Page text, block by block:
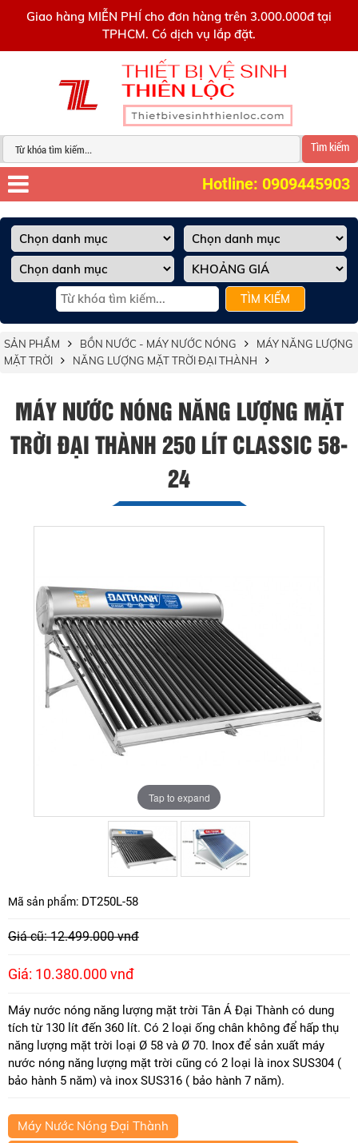
Giao hàng MIỄN PHÍ cho đơn hàng trên 3.000.000đ tại
TPHCM. Có dịch vụ lắp đặt.
Tìm kiếm
Hotline: 0909445903
TÌM KIẾM
SẢN PHẨM BỒN NƯỚC - MÁY NƯỚC NÓNG
MÁY NĂNG LƯỢNG
MẶT TRỜI
NĂNG LƯỢNG MẶT TRỜI ĐẠI THÀNH
MÁY NƯỚC NÓNG NĂNG LƯỢNG MẶT
TRỜI ĐẠI THÀNH 250 LÍT CLASSIC 58-
24
Tap to expand
Tap to expand
Mã sản phẩm: DT250L-58
Giá cũ: 12.499.000 vnđ
Giá: 10.380.000 vnđ
Máy nước nóng năng lượng mặt trời Tân Á Đại Thành có dung
tích từ 130 lít đến 360 lít. Có 2 loại ống chân không để hấp thụ
năng lượng mặt trời loại Ø 58 và Ø 70. Inox để sản xuất máy
nước nóng năng lượng mặt trời cũng có 2 loại là inox SUS304 (
bảo hành 5 năm) và inox SUS316 ( bảo hành 7 năm).
Máy Nước Nóng Đại Thành
0909445903